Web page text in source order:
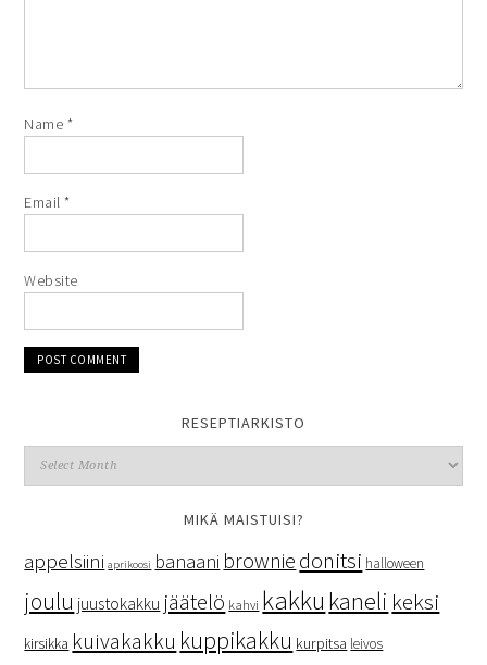
Name *
Email*
Website
RESEPTIARKISTO
MIKÄ MAISTUISI?
appelsiini aprikoosi banaani brownie donitsi halloween
joulu juustokakku jäätelö kahvi kakku kaneli keksi
kirsikka kuivakakku kuppikakku kurpitsa leivos